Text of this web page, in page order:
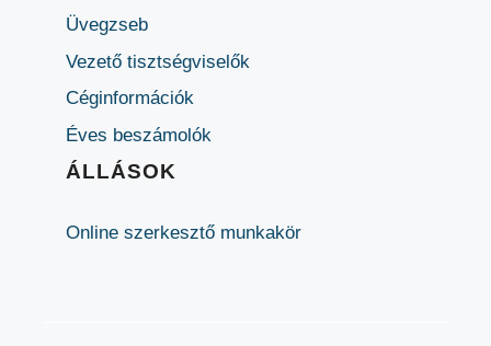
Üvegzseb
Vezető tisztségviselők
Céginformációk
Éves beszámolók
ÁLLÁSOK
Online szerkesztő munkakör